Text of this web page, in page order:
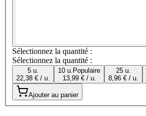
Sélectionnez la quantité :
Sélectionnez la quantité :
5 u.
22,38 € / u.
10 u. Populaire
13,99 € / u.
25 u.
8,96 € / u.
Ajouter au panier